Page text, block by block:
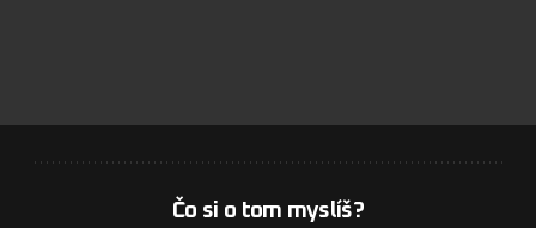
Čo si o tom myslíš?